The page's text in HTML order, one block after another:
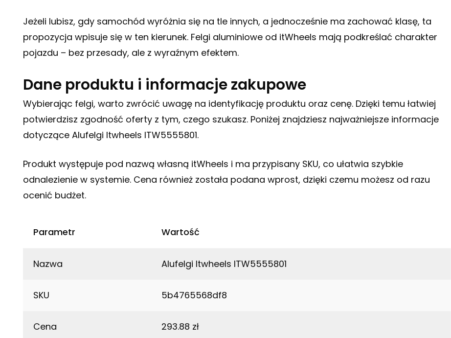
Jeżeli lubisz, gdy samochód wyróżnia się na tle innych, a jednocześnie ma zachować klasę, ta
propozycja wpisuje się w ten kierunek. Felgi aluminiowe od itWheels mają podkreślać charakter
pojazdu – bez przesady, ale z wyraźnym efektem.
Dane produktu i informacje zakupowe
Wybierając felgi, warto zwrócić uwagę na identyfikację produktu oraz cenę. Dzięki temu łatwiej
potwierdzisz zgodność oferty z tym, czego szukasz. Poniżej znajdziesz najważniejsze informacje
dotyczące Alufelgi Itwheels ITW5555801.
Produkt występuje pod nazwą własną itWheels i ma przypisany SKU, co ułatwia szybkie
odnalezienie w systemie. Cena również została podana wprost, dzięki czemu możesz od razu
ocenić budżet.
Parametr Wartość
Nazwa Alufelgi Itwheels ITW5555801
SKU 5b4765568df8
Cena 293.88 zł